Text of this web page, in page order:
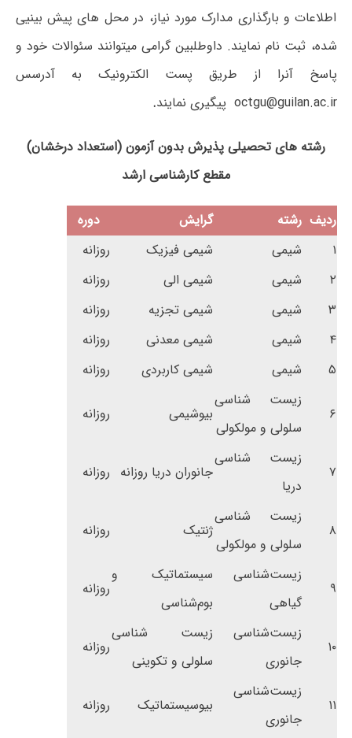
اطلاعات و بارگذاری مدارک مورد نیاز، در محل های پیش بینیی
شده، ثبت نام نمایند. داوطلبین گرامی می‏توانند سئوالات خود و
پاسخ آنرا از طریق پست الکترونیک به آدرسس
octgu@guilan.ac.ir پیگیری نمایند
.
رشته های تحصیلی پذیرش بدون آزمون (استعداد درخشان)
مقطع کارشناسی ارشد
ردیف رشته گرایش
دوره
۱
شیمی شیمی فیزیک
روزانه
۲
شیمی شیمی الی
روزانه
۳
شیمی شیمی تجزیه
روزانه
۴
شیمی شیمی معدنی
روزانه
۵
شیمی شیمی کاربردی روزانه
۶
زیست شناسی
سلولی و مولکولی
بیوشیمی روزانه
۷
زیست شناسی
دریا
جانوران دریا روزانه روزانه
۸
زیست شناسی
سلولی و مولکولی
ژنتیک روزانه
۹
زیست‌شناسی
گیاهی
سیستماتیک و
بوم‌شناسی
روزانه
۱۰
زیست‌شناسی
جانوری
زیست شناسی
سلولی و تکوینی
روزانه
۱۱
زیست‌شناسی
جانوری
بیوسیستماتیک روزانه